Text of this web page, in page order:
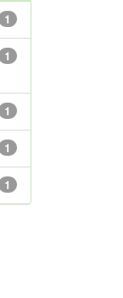
1
1
1
1
1